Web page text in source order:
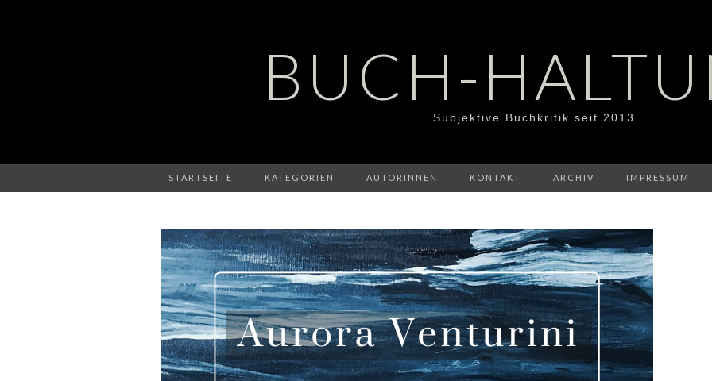
BUCH-
Subjektive Buchkritik seit 2013
STARTSEITE KATEGORIEN AUTORINNEN KONTAKT ARCHIV IMPRESSUM